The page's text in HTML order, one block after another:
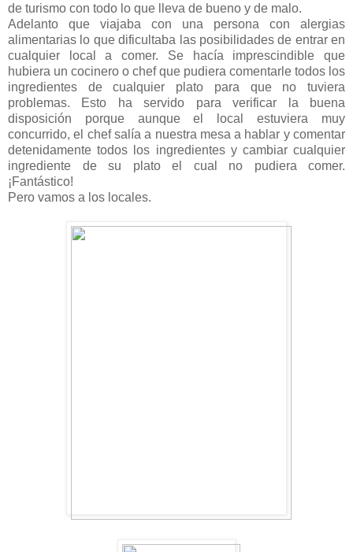
de turismo con todo lo que lleva de bueno y de malo.
Adelanto que viajaba con una persona con alergias
alimentarias lo que dificultaba las posibilidades de entrar en
cualquier local a comer. Se hacía imprescindible que
hubiera un cocinero o chef que pudiera comentarle todos los
ingredientes de cualquier plato para que no tuviera
problemas. Esto ha servido para verificar la buena
disposición porque aunque el local estuviera muy
concurrido, el chef salía a nuestra mesa a hablar y comentar
detenidamente todos los ingredientes y cambiar cualquier
ingrediente de su plato el cual no pudiera comer.
¡Fantástico!
Pero vamos a los locales.